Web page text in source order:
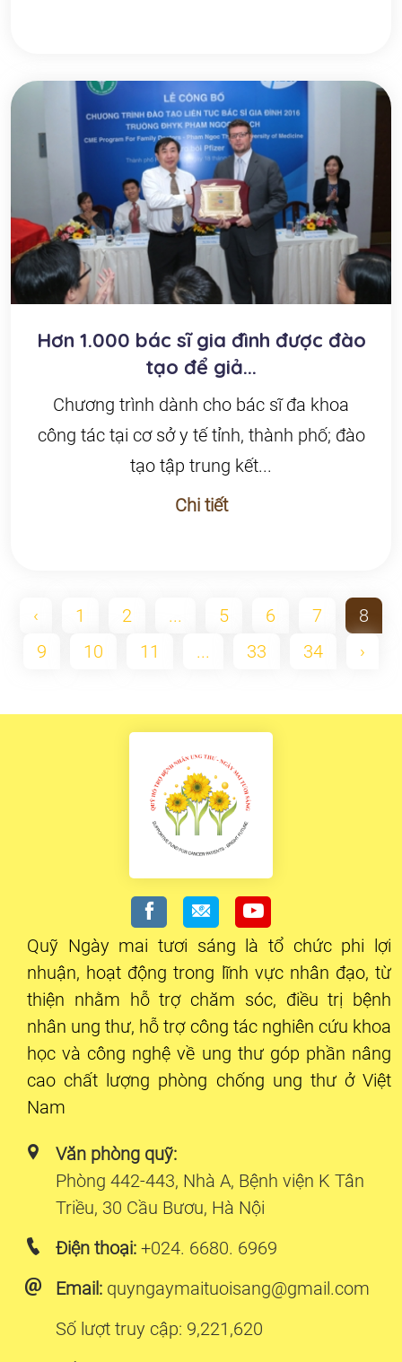
Hơn 1.000 bác sĩ gia đình được đào
tạo để giả...
Chương trình dành cho bác sĩ đa khoa
công tác tại cơ sở y tế tỉnh, thành phố; đào
tạo tập trung kết...
Chi tiết
‹ 1 2 ... 5 6 7
8
9
10 11 ... 33 34 ›
Quỹ Ngày mai tươi sáng là tổ chức phi lợi
nhuận, hoạt động trong lĩnh vực nhân đạo, từ
thiện nhằm hỗ trợ chăm sóc, điều trị bệnh
nhân ung thư, hỗ trợ công tác nghiên cứu khoa
học và công nghệ về ung thư góp phần nâng
cao chất lượng phòng chống ung thư ở Việt
Nam
Văn phòng quỹ:
Phòng 442-443, Nhà A, Bệnh viện K Tân
Triều, 30 Cầu Bươu, Hà Nội
Điện thoại: +024. 6680. 6969
Email: quyngaymaituoisang@gmail.com
Số lượt truy cập: 9,221,620